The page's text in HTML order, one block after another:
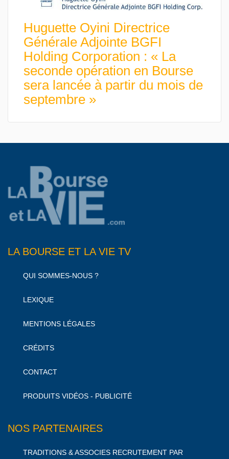
Huguette Oyini Directrice
Générale Adjointe BGFI
Holding Corporation : « La
seconde opération en Bourse
sera lancée à partir du mois de
septembre »
LA BOURSE ET LA VIE TV
QUI SOMMES-NOUS ?
LEXIQUE
MENTIONS LÉGALES
CRÉDITS
CONTACT
PRODUITS VIDÉOS - PUBLICITÉ
NOS PARTENAIRES
TRADITIONS & ASSOCIES RECRUTEMENT PAR